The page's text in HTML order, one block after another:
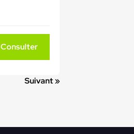
Consulter
Suivant »